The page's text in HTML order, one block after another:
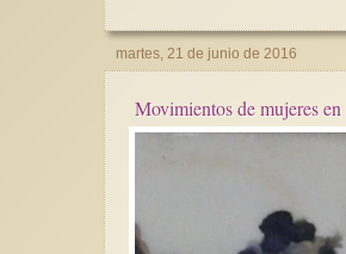
martes, 21 de junio de 2016
Movimientos de mujeres